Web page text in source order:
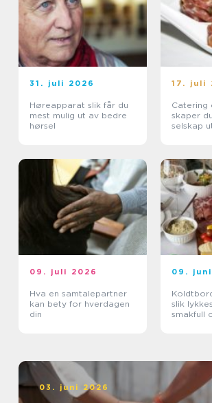
31. juli 2026
Høreapparat slik får du
mest mulig ut av bedre
hørsel
17. juli
Catering
skaper
selskap
09. juli 2026
Hva en samtalepartner
kan bety for hverdagen
din
09.
slik
smakfull
03. juni 2026